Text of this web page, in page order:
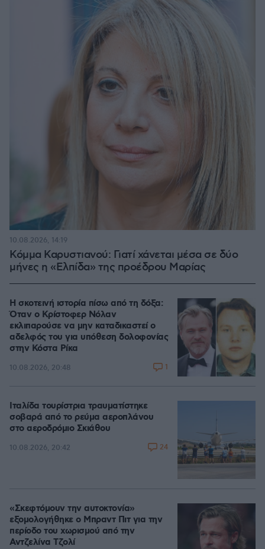
Κόμμα Καρυστιανού: Γιατί χάνεται μέσα σε δύο
μήνες η «Ελπίδα» της προέδρου Μαρίας
10.08.2026, 14:19
Η σκοτεινή ιστορία πίσω από τη δόξα:
Όταν ο Κρίστοφερ Νόλαν
εκλιπαρούσε να μην καταδικαστεί ο
αδελφός του για υπόθεση δολοφονίας
στην Κόστα Ρίκα
10.08.2026, 20:48 1
Ιταλίδα τουρίστρια τραυματίστηκε
σοβαρά από το ρεύμα αεροπλάνου
στο αεροδρόμιο Σκιάθου
10.08.2026, 20:42 24
«Σκεφτόμουν την αυτοκτονία»
εξομολογήθηκε ο Μπραντ Πιτ για την
περίοδο του χωρισμού από την
Αντζελίνα Τζολί